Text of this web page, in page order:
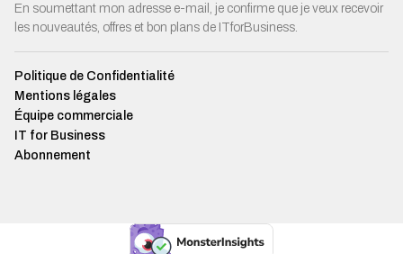
En soumettant mon adresse e-mail, je confirme que je veux recevoir
les nouveautés, offres et bon plans de ITforBusiness.
Politique de Confidentialité
Mentions légales
Équipe commerciale
IT for Business
Abonnement